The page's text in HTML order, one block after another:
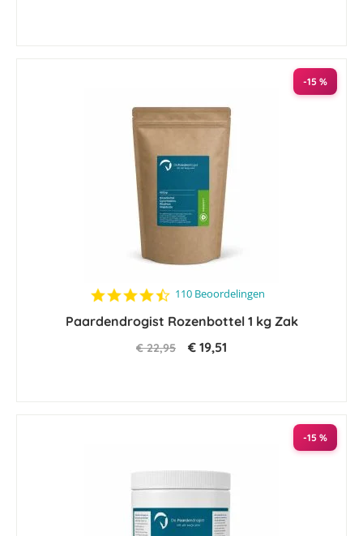
-15 %
4.5
rating
110 Beoordelingen
Paardendrogist Rozenbottel 1 kg Zak
€ 22,95 € 19,51
-15 %